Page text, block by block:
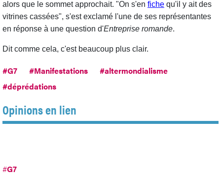
alors que le sommet approchait. "On s'en fiche qu'il y ait des
vitrines cassées", s'est exclamé l'une de ses représentantes
en réponse à une question d'Entreprise romande.
Dit comme cela, c'est beaucoup plus clair.
#G7 #Manifestations
#altermondialisme
#déprédations
Opinions en lien
#G7